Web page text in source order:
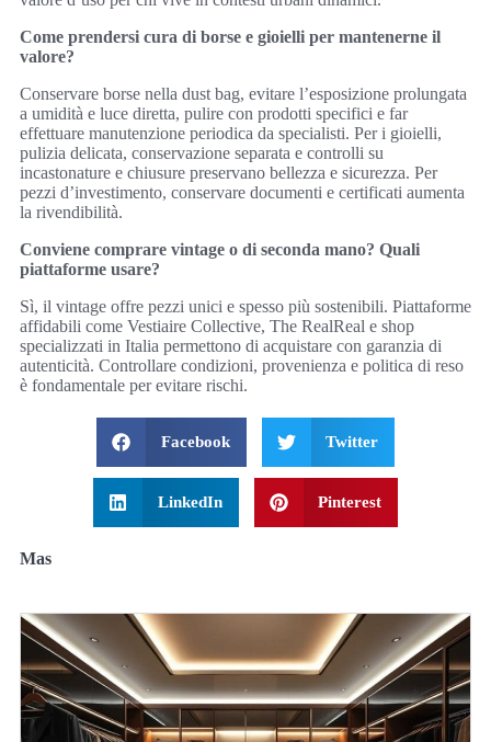
Come prendersi cura di borse e gioielli per mantenerne il
valore?
Conservare borse nella dust bag, evitare l’esposizione prolungata
a umidità e luce diretta, pulire con prodotti specifici e far
effettuare manutenzione periodica da specialisti. Per i gioielli,
pulizia delicata, conservazione separata e controlli su
incastonature e chiusure preservano bellezza e sicurezza. Per
pezzi d’investimento, conservare documenti e certificati aumenta
la rivendibilità.
Conviene comprare vintage o di seconda mano? Quali
piattaforme usare?
Sì, il vintage offre pezzi unici e spesso più sostenibili. Piattaforme
affidabili come Vestiaire Collective, The RealReal e shop
specializzati in Italia permettono di acquistare con garanzia di
autenticità. Controllare condizioni, provenienza e politica di reso
è fondamentale per evitare rischi.
Facebook Twitter
LinkedIn Pinterest
Mas